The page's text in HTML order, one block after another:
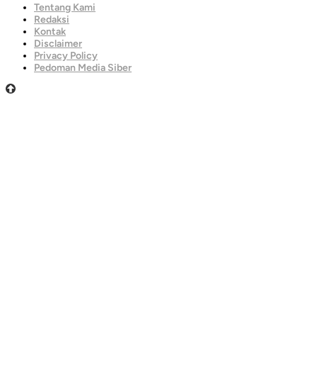
Tentang Kami
Redaksi
Kontak
Disclaimer
Privacy Policy
Pedoman Media Siber